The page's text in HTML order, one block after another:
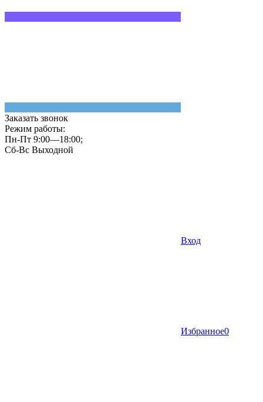
Заказать звонок
Режим работы:
Пн-Пт 9:00—18:00;
Сб-Вс Выходной
Вход
Избранное0